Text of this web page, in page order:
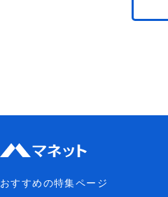
おすすめの特集ページ